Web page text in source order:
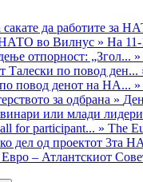
сакате да работите за
НАТО во Вилнус » На
отпорност: „Згол... »
Талески по повод ден...
повод денот на НА... »
за одбрана »
или млади
for participant... » The
дел од проектот 3та
Евро – Атлантскиот